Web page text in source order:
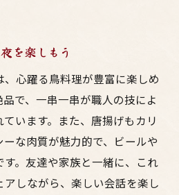
を楽しもう
心躍る鳥料理が豊富に楽しめ
で、一串一串が職人の技によ
います。また、唐揚げもカリ
な肉質が魅力的で、ビールや
。友達や家族と一緒に、これ
アしながら、楽しい会話を楽し